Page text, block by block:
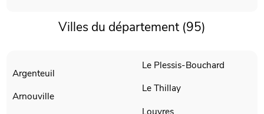
Villes du département (95)
Argenteuil
Arnouville
Le Plessis-Bouchard
Le Thillay
Louvres